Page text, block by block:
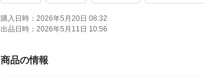
パッケージ
電源ケーブル
購入日時： 2026年5月20日 08:32
出品日時： 2026年5月11日 10:56
商品の情報